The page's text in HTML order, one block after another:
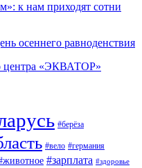
к нам приходят сотни
осеннего равноденствия
центра «ЭКВАТОР»
#берёза
#вело #германия
#зарплата #здоровье